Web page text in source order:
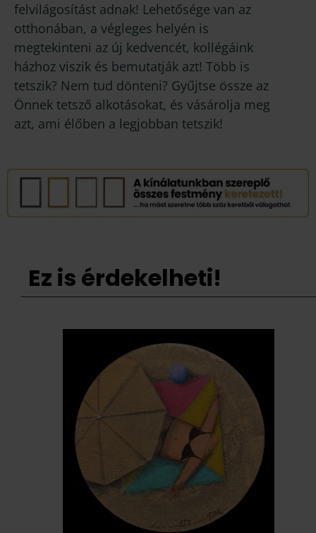
felvilágosítást adnak! Lehetősége van az
otthonában, a végleges helyén is
megtekinteni az új kedvencét, kollégáink
házhoz viszik és bemutatják azt! Több is
tetszik? Nem tud dönteni? Gyűjtse össze az
Önnek tetsző alkotásokat, és vásárolja meg
azt, ami élőben a legjobban tetszik!
Ez is érdekelheti!